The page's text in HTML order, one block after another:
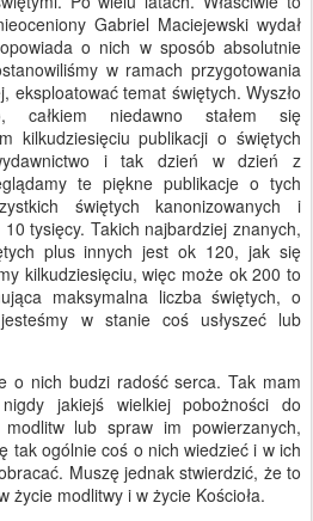
Gabriel Maciejewski wydał
o nich w sposób absolutnie
w ramach przygotowania
eksploatować temat świętych. Wyszło
całkiem niedawno stałem się
kilkudziesięciu publikacji o świętych
i tak dzień w dzień z
te piękne publikacje o tych
świętych kanonizowanych i
tysięcy. Takich najbardziej znanych,
plus innych jest ok 120, jak się
kilkudziesięciu, więc może ok 200 to
maksymalna liczba świętych, o
w stanie coś usłyszeć lub
o nich budzi radość serca. Tak mam
jakiejś wielkiej pobożności do
lub spraw im powierzanych,
tak ogólnie coś o nich wiedzieć i w ich
Muszę jednak stwierdzić, że to
życie modlitwy i w życie Kościoła.